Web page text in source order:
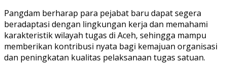
Pangdam berharap para pejabat baru dapat segera
beradaptasi dengan lingkungan kerja dan memahami
karakteristik wilayah tugas di Aceh, sehingga mampu
memberikan kontribusi nyata bagi kemajuan organisasi
dan peningkatan kualitas pelaksanaan tugas satuan.